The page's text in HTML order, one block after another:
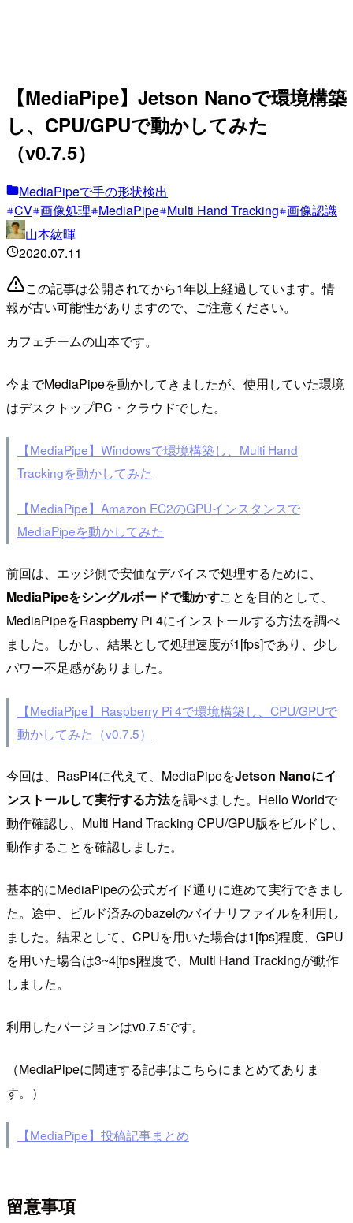
【MediaPipe】Jetson Nanoで環境構築
し、CPU/GPUで動かしてみた
（v0.7.5）
MediaPipeで手の形状検出
CV 画像処理 MediaPipe Multi Hand Tracking 画像認識
山本紘暉
2020.07.11
この記事は公開されてから1年以上経過しています。情
報が古い可能性がありますので、ご注意ください。
カフェチームの山本です。
今までMediaPipeを動かしてきましたが、使用していた環境
はデスクトップPC・クラウドでした。
【MediaPipe】Windowsで環境構築し、Multi Hand
Trackingを動かしてみた
【MediaPipe】Amazon EC2のGPUインスタンスで
MediaPipeを動かしてみた
前回は、エッジ側で安価なデバイスで処理するために、
MediaPipeをシングルボードで動かすことを目的として、
MediaPipeをRaspberry Pi 4にインストールする方法を調べ
ました。しかし、結果として処理速度が1[fps]であり、少し
パワー不足感がありました。
【MediaPipe】Raspberry Pi 4で環境構築し、CPU/GPUで
動かしてみた（v0.7.5）
今回は、RasPi4に代えて、MediaPipeをJetson Nanoにイ
ンストールして実行する方法を調べました。Hello Worldで
動作確認し、Multi Hand Tracking CPU/GPU版をビルドし、
動作することを確認しました。
基本的にMediaPipeの公式ガイド通りに進めて実行できまし
た。途中、ビルド済みのbazelのバイナリファイルを利用し
ました。結果として、CPUを用いた場合は1[fps]程度、GPU
を用いた場合は3~4[fps]程度で、Multi Hand Trackingが動作
しました。
利用したバージョンはv0.7.5です。
（MediaPipeに関連する記事はこちらにまとめてありま
す。）
【MediaPipe】投稿記事まとめ
留意事項